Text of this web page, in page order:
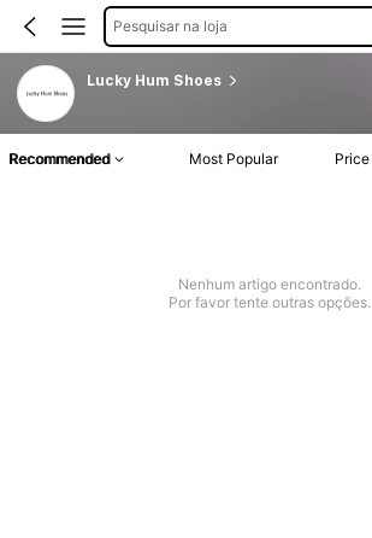
Pesquisar na loja
Lucky Hum Shoes
Recommended Most Popular Price
Nenhum artigo encontrado.
Por favor tente outras opções.